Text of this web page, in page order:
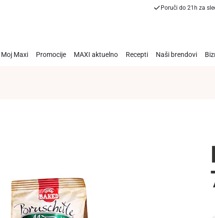
Poruči do 21h za
Moj Maxi Promocije MAXI aktuelno Recepti Naši brendovi